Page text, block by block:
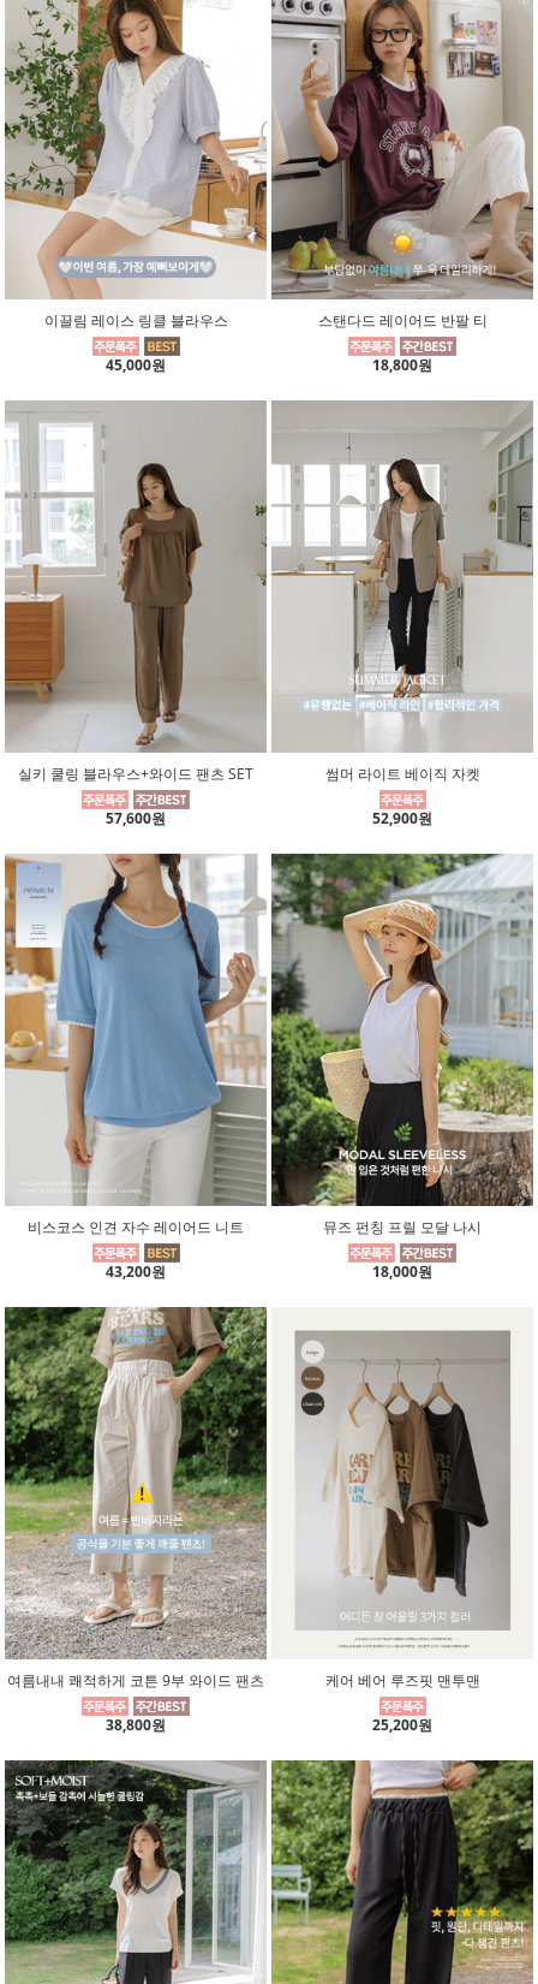
이끌림 레이스 링클 블라우스
45,000원
스탠다드 레이어드 반팔 티
18,800원
실키 쿨링 블라우스+와이드 팬츠 SET
57,600원
썸머 라이트 베이직 자켓
52,900원
비스코스 인견 자수 레이어드 니트
43,200원
뮤즈 펀칭 프릴 모달 나시
18,000원
여름내내 쾌적하게 코튼 9부 와이드 팬츠
38,800원
케어 베어 루즈핏 맨투맨
25,200원